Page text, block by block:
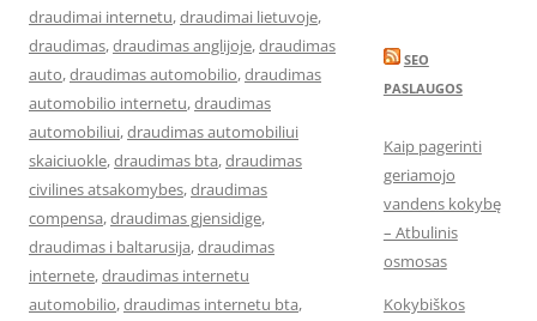
draudimai internetu,draudimai lietuvoje,
draudimas,draudimas anglijoje,draudimas
auto,draudimas automobilio,draudimas
automobilio internetu,draudimas
automobiliui,draudimas automobiliui
skaiciuokle,draudimas bta,draudimas
civilines atsakomybes,draudimas
compensa,draudimas gjensidige,
draudimas i baltarusija,draudimas
internete,draudimas internetu
automobilio,draudimas internetu bta,
SEO
PASLAUGOS
Kaip pagerinti
geriamojo
vandens kokybę
– Atbulinis
osmosas
Kokybiškos